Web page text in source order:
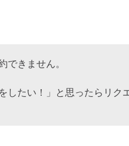
できません。
したい！」と思ったらリク